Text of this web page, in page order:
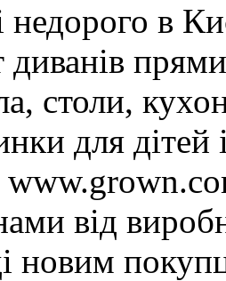
недорого в
столи,
для дітей
від
новим